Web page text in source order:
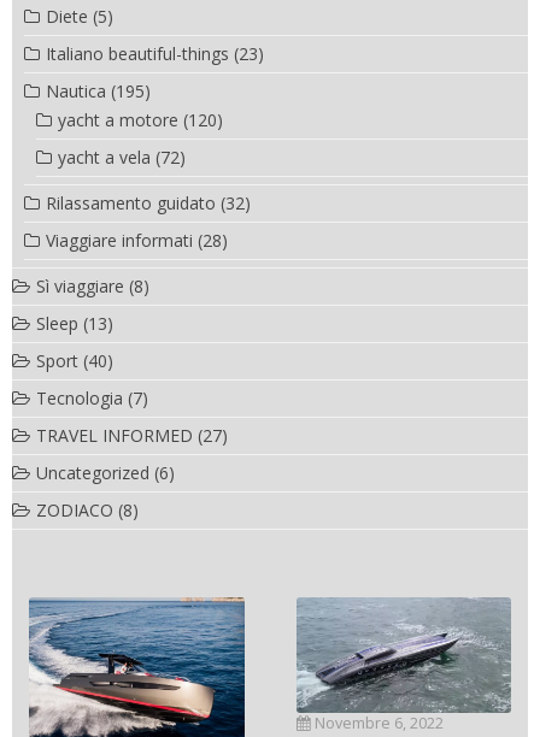
Diete (5)
Italiano beautiful-things (23)
Nautica (195)
yacht a motore (120)
yacht a vela (72)
Rilassamento guidato (32)
Viaggiare informati (28)
Sì viaggiare (8)
Sleep (13)
Sport (40)
Tecnologia (7)
TRAVEL INFORMED (27)
Uncategorized (6)
ZODIACO (8)
Novembre 6, 2022